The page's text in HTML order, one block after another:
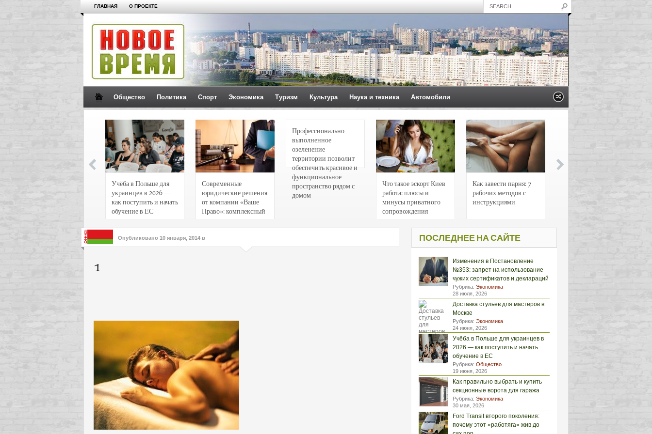
ГЛАВНАЯ О ПРОЕКТЕ
Общество Политика Спорт Экономика Туризм Культура Наука и техника Автомобили
Учёба в Польше для
украинцев в 2026 —
как поступить и начать
обучение в ЕС
Современные
юридические решения
от компании «Ваше
Право»: комплексный
интересов клиентов
Профессионально
выполненное
озеленение
территории позволит
обеспечить красивое и
функциональное
пространство рядом с
домом
Что такое эскорт Киев
работа: плюсы и
минусы приватного
сопровождения
Как завести парня: 7
рабочих методов с
инструкциями
Опубликовано 10 января, 2014 в
1
ПОСЛЕДНЕЕ НА САЙТЕ
Изменения в Постановление
№353: запрет на использование
чужих сертификатов и деклараций
Рубрика: Экономика
28 июля, 2026
Доставка стульев для мастеров в
Москве
Рубрика: Экономика
24 июня, 2026
Учёба в Польше для украинцев в
2026 — как поступить и начать
обучение в ЕС
Рубрика: Общество
19 июня, 2026
Как правильно выбрать и купить
секционные ворота для гаража
Рубрика: Экономика
30 мая, 2026
Ford Transit второго поколения:
почему этот «работяга» жив до